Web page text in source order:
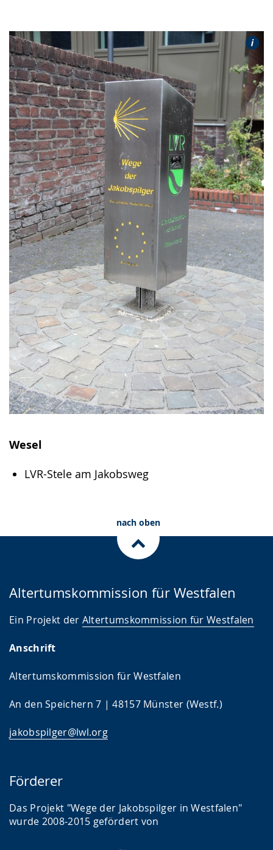
Wesel
LVR-Stele am Jakobsweg
nach oben
Altertumskommission für Westfalen
Ein Projekt der Altertumskommission für Westfalen
Anschrift
Altertumskommission für Westfalen
An den Speichern 7 | 48157 Münster (Westf.)
jakobspilger@lwl.org
Förderer
Das Projekt "Wege der Jakobspilger in Westfalen"
wurde 2008-2015 gefördert von